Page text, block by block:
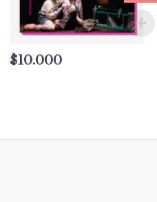
$10.000